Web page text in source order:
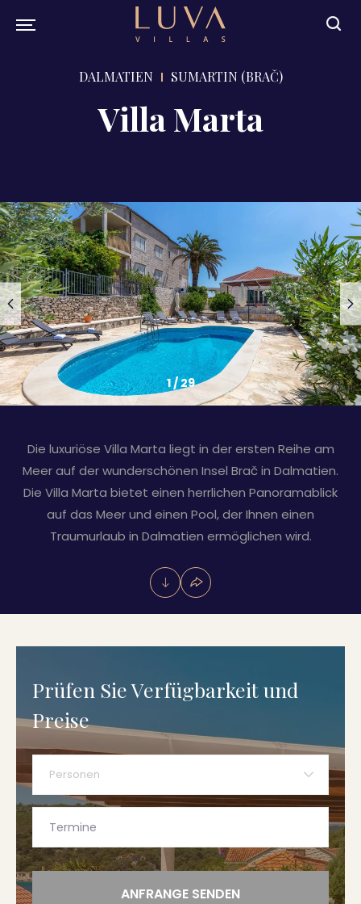
DALMATIEN SUMARTIN (BRAČ)
Villa Marta
1/29
Die luxuriöse Villa Marta liegt in der ersten Reihe am
Meer auf der wunderschönen Insel Brač in Dalmatien.
Die Villa Marta bietet einen herrlichen Panoramablick
auf das Meer und einen Pool, der Ihnen einen
Traumurlaub in Dalmatien ermöglichen wird.
Prüfen Sie Verfügbarkeit und
Preise
Personen
ANFRANGE SENDEN